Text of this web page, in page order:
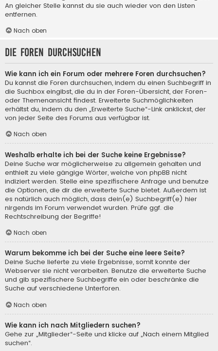
An gleicher Stelle kannst du sie auch wieder von den Listen
entfernen.
Nach oben
Die Foren durchsuchen
Wie kann ich ein Forum oder mehrere Foren durchsuchen?
Du kannst die Foren durchsuchen, indem du einen Suchbegriff in
die Suchbox eingibst, die du in der Foren-Übersicht, der Foren-
oder Themenansicht findest. Erweiterte Suchmöglichkeiten
erhältst du, indem du den „Erweiterte Suche“-Link anklickst, der
von jeder Seite des Forums aus verfügbar ist.
Nach oben
Weshalb erhalte ich bei der Suche keine Ergebnisse?
Deine Suche war möglicherweise zu allgemein gehalten und
enthielt zu viele gängige Wörter, welche von phpBB nicht
indiziert werden. Stelle eine spezifischere Anfrage und benutze
die Optionen, die dir die erweiterte Suche bietet. Außerdem ist
es natürlich auch möglich, dass dein(e) Suchbegriff(e) hier
nirgends im Forum verwendet wurden. Prüfe ggf. die
Rechtschreibung der Begriffe!
Nach oben
Warum bekomme ich bei der Suche eine leere Seite?
Deine Suche lieferte zu viele Ergebnisse, somit konnte der
Webserver sie nicht verarbeiten. Benutze die erweiterte Suche
und gib spezifischere Suchbegriffe ein oder beschränke die
Suche auf verschiedene Unterforen.
Nach oben
Wie kann ich nach Mitgliedern suchen?
Gehe zur „Mitglieder“-Seite und klicke auf „Nach einem Mitglied
suchen“.